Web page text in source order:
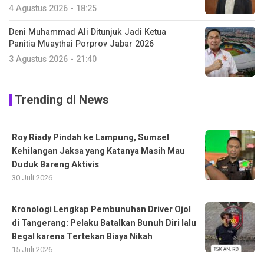
4 Agustus 2026 - 18:25
Deni Muhammad Ali Ditunjuk Jadi Ketua
Panitia Muaythai Porprov Jabar 2026
3 Agustus 2026 - 21:40
Trending di News
Roy Riady Pindah ke Lampung, Sumsel
Kehilangan Jaksa yang Katanya Masih Mau
Duduk Bareng Aktivis
30 Juli 2026
Kronologi Lengkap Pembunuhan Driver Ojol
di Tangerang: Pelaku Batalkan Bunuh Diri lalu
Begal karena Tertekan Biaya Nikah
15 Juli 2026